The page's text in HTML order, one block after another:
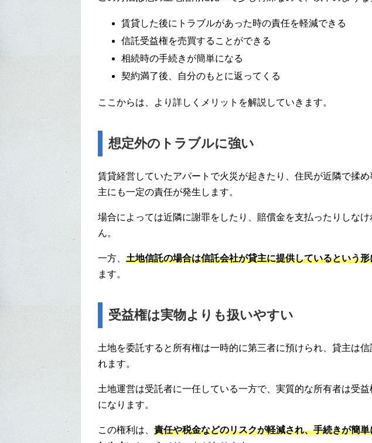
賃貸した後にトラブルがあった時の責任を軽減できる
信託受益権を売買することができる
相続時の手続きが簡単になる
契約満了後、自分のもとに返ってくる
ここからは、より詳しくメリットを解説していきます。
想定外のトラブルに強い
賃貸経営していたアパートで火災が起きたり、住民が近隣で揉
主にも一定の責任が発生します。
場合によっては近隣に謝罪をしたり、賠償金を支払ったりしな
ん。
一方、 土地信託の場合は信託会社が貸主に提供しているという
ます。
受益権は実物よりも扱いやすい
土地を委託すると所有権は一時的に第三者に預けられ、貸主は
れます。
土地運営は受託者に一任している一方で、実質的な所有者は受
になります。
この権利は、 責任や税金などのリスクが軽減され、手続きが簡